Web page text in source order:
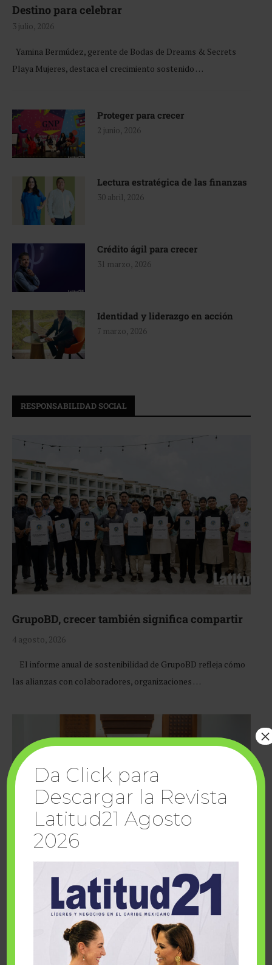
Destino para celebrar
3 julio, 2026
Yamina Bermúdez, gerente de Bodas de Dreams & Secrets
Playa Mujeres, destaca el crecimiento sostenido …
Proteger para crecer
2 junio, 2026
Lectura estratégica de las finanzas
30 abril, 2026
Crédito ágil para crecer
31 marzo, 2026
Identidad y liderazgo en acción
7 marzo, 2026
RESPONSABILIDAD SOCIAL
GrupoBD, crecer también significa compartir
4 agosto, 2026
El informe anual de sostenibilidad de GrupoBD refleja cómo
las alianzas con colaboradores, organizaciones …
Cuando la solidaridad inspira; cumplen
sueños Fairmont Mayakoba y Make-A-Wish
Da Click para
Descargar la Revista
Latitud21 Agosto
2026
×